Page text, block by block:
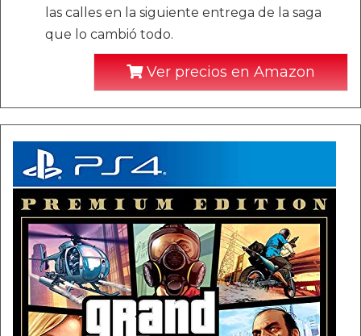
las calles en la siguiente entrega de la saga
que lo cambió todo.
Ver precios en Amazon